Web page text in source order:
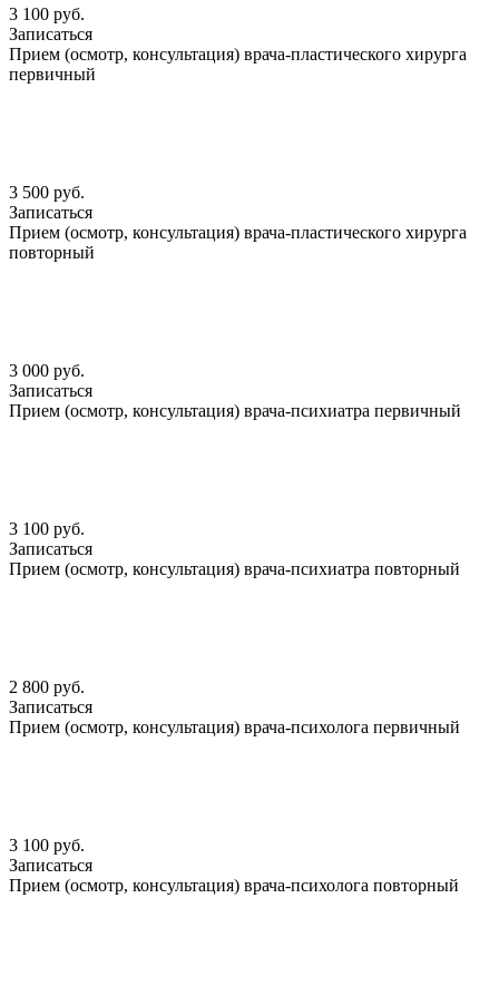
3 100 руб.
Записаться
Прием (осмотр, консультация) врача-пластического хирурга
первичный
3 500 руб.
Записаться
Прием (осмотр, консультация) врача-пластического хирурга
повторный
3 000 руб.
Записаться
Прием (осмотр, консультация) врача-психиатра первичный
3 100 руб.
Записаться
Прием (осмотр, консультация) врача-психиатра повторный
2 800 руб.
Записаться
Прием (осмотр, консультация) врача-психолога первичный
3 100 руб.
Записаться
Прием (осмотр, консультация) врача-психолога повторный